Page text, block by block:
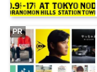
PR